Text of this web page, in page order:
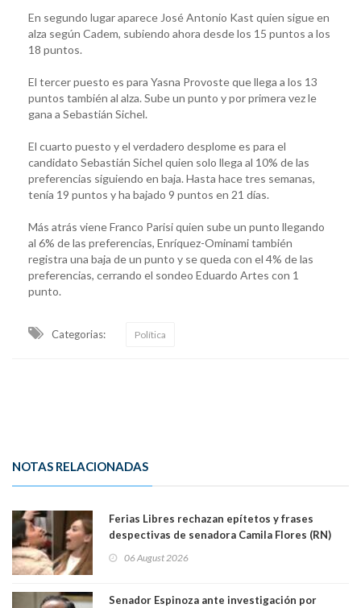
En segundo lugar aparece José Antonio Kast quien sigue en
alza según Cadem, subiendo ahora desde los 15 puntos a los
18 puntos.
El tercer puesto es para Yasna Provoste que llega a los 13
puntos también al alza. Sube un punto y por primera vez le
gana a Sebastián Sichel.
El cuarto puesto y el verdadero desplome es para el
candidato Sebastián Sichel quien solo llega al 10% de las
preferencias siguiendo en baja. Hasta hace tres semanas,
tenía 19 puntos y ha bajado 9 puntos en 21 días.
Más atrás viene Franco Parisi quien sube un punto llegando
al 6% de las preferencias, Enríquez-Ominami también
registra una baja de un punto y se queda con el 4% de las
preferencias, cerrando el sondeo Eduardo Artes con 1
punto.
Categorias: Política
NOTAS RELACIONADAS
Ferias Libres rechazan epítetos y frases
despectivas de senadora Camila Flores (RN)
06 August 2026
Senador Espinoza ante investigación por